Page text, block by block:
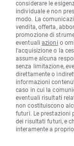
considerare le
individuale e non
modo. La
vendita, offerta,
promozione di
eventuali azioni o
l'acquisizione o la
assume alcuna
senza limitazione,
direttamente o
informazioni
caso in cui la
eventuali risultati
non costituiscono
futuri. Le prestazioni
dei risultati futuri, e
interamente a